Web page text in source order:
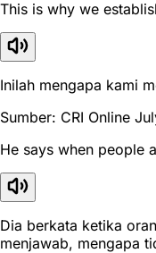
This is why we
Inilah mengapa kami
Sumber: CRI Online
He says when people
Dia berkata ketika
menjawab, mengapa